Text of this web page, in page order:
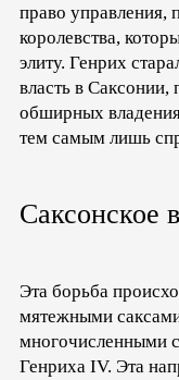
право управления,
королевства,
элиту. Генрих
власть в
обширных
тем самым лишь
Саксонское
Эта борьба
мятежными
многочисленными
Генриха IV. Эта